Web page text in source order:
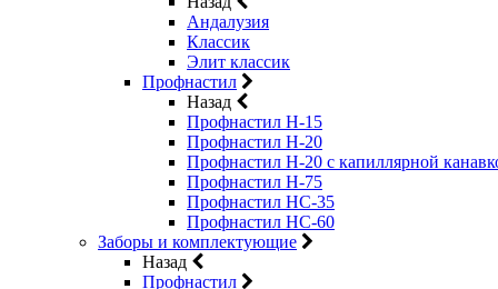
Андалузия
Классик
Элит классик
Профнастил
Назад
Профнастил Н-15
Профнастил Н-20
Профнастил Н-20 с капиллярной
Профнастил Н-75
Профнастил НС-35
Профнастил НС-60
Заборы и комплектующие
Назад
Профнастил